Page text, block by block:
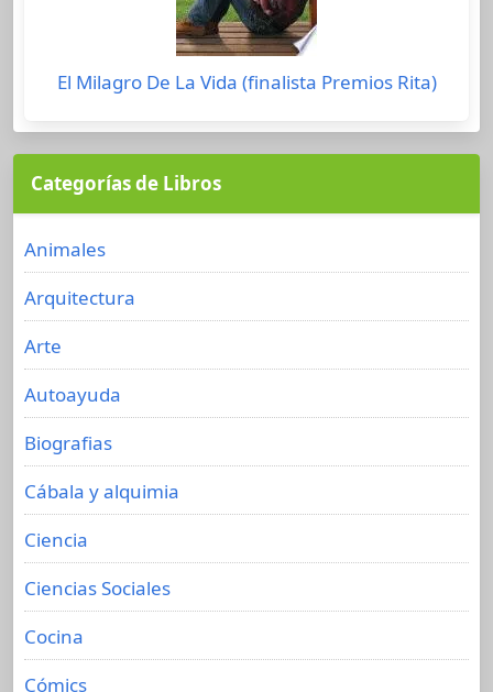
El Milagro De La Vida (finalista Premios Rita)
Categorías de Libros
Animales
Arquitectura
Arte
Autoayuda
Biografias
Cábala y alquimia
Ciencia
Ciencias Sociales
Cocina
Cómics